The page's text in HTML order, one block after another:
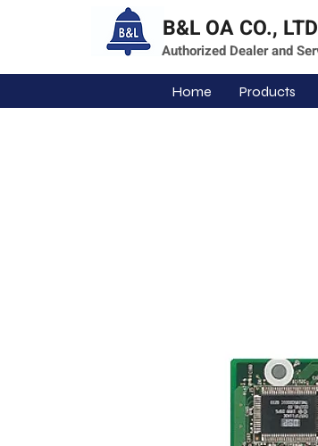
B&L OA CO.,
Authorized Dealer and
Home Products